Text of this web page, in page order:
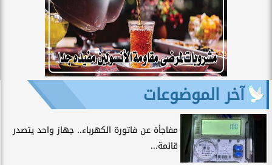
آخر الموضوعات
مفاجأة عن فاتورة الكهرباء.. جهاز واحد يتصدر
قائمة...